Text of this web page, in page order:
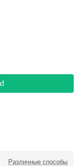
Различные способы